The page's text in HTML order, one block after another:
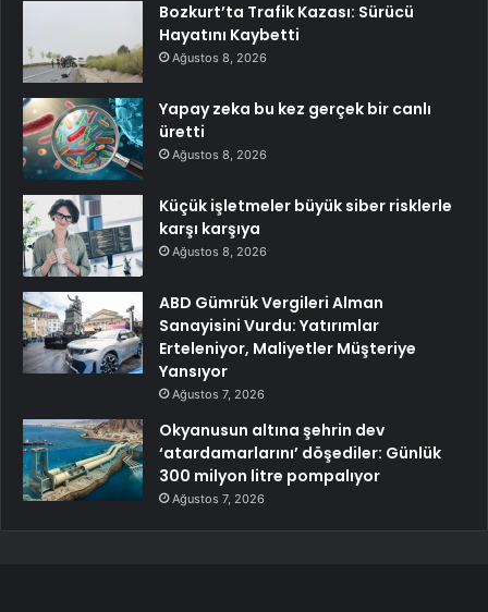
Bozkurt’ta Trafik Kazası: Sürücü
Hayatını Kaybetti
Ağustos 8, 2026
Yapay zeka bu kez gerçek bir canlı
üretti
Ağustos 8, 2026
Küçük işletmeler büyük siber risklerle
karşı karşıya
Ağustos 8, 2026
ABD Gümrük Vergileri Alman
Sanayisini Vurdu: Yatırımlar
Erteleniyor, Maliyetler Müşteriye
Yansıyor
Ağustos 7, 2026
Okyanusun altına şehrin dev
‘atardamarlarını’ döşediler: Günlük
300 milyon litre pompalıyor
Ağustos 7, 2026